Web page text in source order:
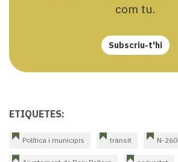
com tu.
Subscriu-t'hi
ETIQUETES:
Política i municipis trànsit N-260